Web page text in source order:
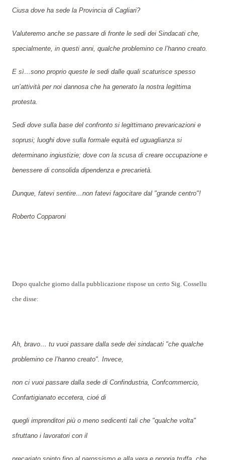
Ciusa dove ha sede la Provincia di Cagliari?
Valuteremo anche se passare di fronte le sedi dei Sindacati che,
specialmente, in questi anni, qualche problemino ce l’hanno creato.
E sì…sono proprio queste le sedi dalle quali scaturisce spesso
un’attività per noi dannosa che ha generato la nostra legittima
protesta.
Sedi dove sulla base del confronto si legittimano prevaricazioni e
soprusi; luoghi dove sulla formale equità ed uguaglianza si
determinano ingiustizie; dove con la scusa di creare occupazione e
benessere di consolida dipendenza e precarietà.
Dunque, fatevi sentire…non fatevi fagocitare dal "grande centro"!
Roberto Copparoni
Dopo qualche giorno dalla pubblicazione rispose un certo Sig. Cossellu
che disse:
Ah, bravo… tu vuoi passare dalla sede dei sindacati "che qualche
problemino ce l’hanno creato". Invece,
non ci vuoi passare dalla sede di Confindustria, Confcommercio,
Confartigianato eccetera, cioé di
quegli imprenditori più o meno sedicenti tali che "qualche volta"
sfruttano i lavoratori con il